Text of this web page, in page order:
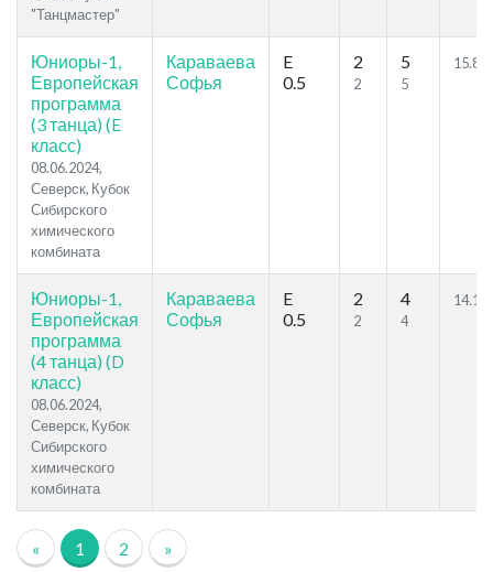
"Танцмастер"
Юниоры-1,
Европейская
программа
(3 танца) (E
класс)
08.06.2024,
Северск, Кубок
Сибирского
химического
комбината
Караваева
Софья
E
0.5
2
2
5
5
15.81
Юниоры-1,
Европейская
программа
(4 танца) (D
класс)
08.06.2024,
Северск, Кубок
Сибирского
химического
комбината
Караваева
Софья
E
0.5
2
2
4
4
14.14
« 1 2 »